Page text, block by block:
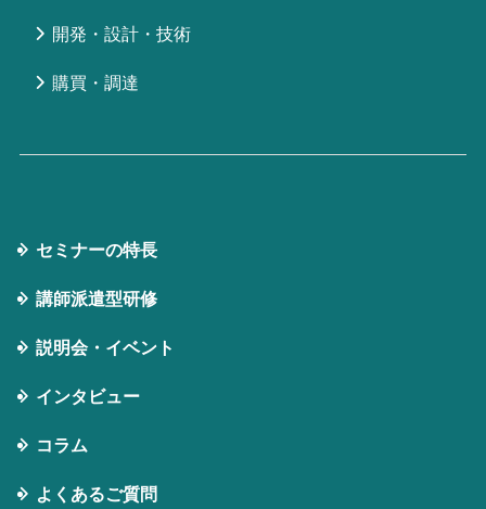
開発・設計・技術
購買・調達
セミナーの特⻑
講師派遣型研修
説明会・イベント
インタビュー
コラム
よくあるご質問